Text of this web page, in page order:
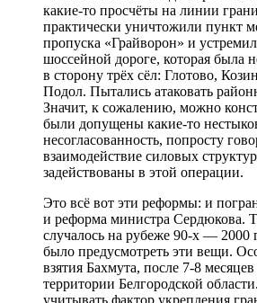
какие-то просчёты на линии
практически уничтожили пункт
пропуска «Грайворон» и
шоссейной дороге, которая была
в сторону трёх сёл: Глотово,
Подол. Пытались атаковать
Значит, к сожалению, можно
были допущены какие-то
несогласованность, попросту
взаимодействие силовых
задействованы в этой операции.
Это всё вот эти реформы: и
и реформа министра Сердюкова.
случалось на рубеже 90-х — 2000
было предусмотреть эти вещи.
взятия Бахмута, после 7-8 месяцев
территории Белгородской
учитывать фактор укрепления